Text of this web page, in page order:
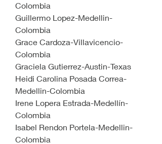
Colombia
Guillermo Lopez-Medellin-
Colombia
Grace Cardoza-Villavicencio-
Colombia
Graciela Gutierrez-Austin-Texas
Heidi Carolina Posada Correa-
Medellin-Colombia
Irene Lopera Estrada-Medellín-
Colombia
Isabel Rendon Portela-Medellin-
Colombia